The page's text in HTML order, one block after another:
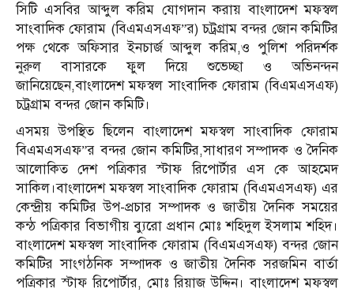
সিটি এসবির আব্দুল করিম যোগদান করায় বাংলাদেশ মফস্বল
সাংবাদিক ফোরাম (বিএমএসএফ”র) চট্রগ্রাম বন্দর জোন কমিটির
পক্ষ থেকে অফিসার ইনচার্জ আব্দুল করিম,ও পুলিশ পরিদর্শক
নুরুল বাসারকে ফুল দিয়ে শুভেচ্ছা ও অভিনন্দন
জানিয়েছেন,বাংলাদেশ মফস্বল সাংবাদিক ফোরাম (বিএমএসএফ)
চট্রগ্রাম বন্দর জোন কমিটি।
এসময় উপস্থিত ছিলেন বাংলাদেশ মফস্বল সাংবাদিক ফোরাম
বিএমএসএফ”র বন্দর জোন কমিটির,সাধারণ সম্পাদক ও দৈনিক
আলোকিত দেশ পত্রিকার স্টাফ রিপোর্টার এস কে আহমেদ
সাকিল।বাংলাদেশ মফস্বল সাংবাদিক ফোরাম (বিএমএসএফ) এর
কেন্দ্রীয় কমিটির উপ-প্রচার সম্পাদক ও জাতীয় দৈনিক সময়ের
কন্ঠ পত্রিকার বিভাগীয় ব্যুরো প্রধান মোঃ শহিদুল ইসলাম শহিদ।
বাংলাদেশ মফস্বল সাংবাদিক ফোরাম (বিএমএসএফ) বন্দর জোন
কমিটির সাংগঠনিক সম্পাদক ও জাতীয় দৈনিক সরজমিন বার্তা
পত্রিকার স্টাফ রিপোর্টার, মোঃ রিয়াজ উদ্দিন। বাংলাদেশ মফস্বল